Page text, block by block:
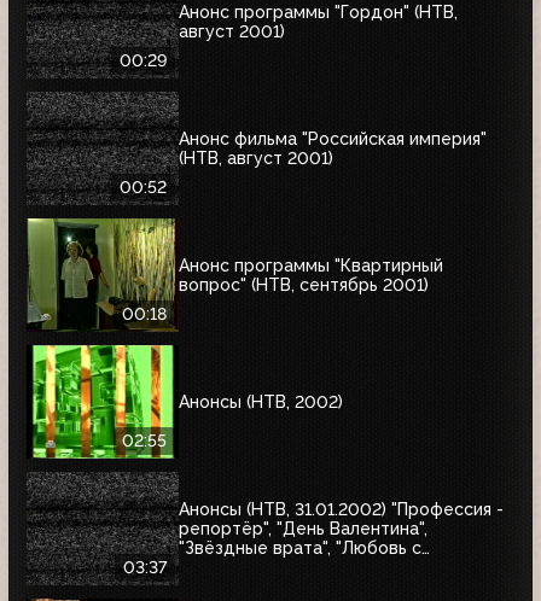
00:29
Анонс программы "Гордон" (НТВ,
август 2001)
00:52
Анонс фильма "Российская империя"
(НТВ, август 2001)
00:18
Анонс программы "Квартирный
вопрос" (НТВ, сентябрь 2001)
02:55
Анонсы (НТВ, 2002)
03:37
Анонсы (НТВ, 31.01.2002) "Профессия -
репортёр", "День Валентина",
"Звёздные врата", "Любовь с